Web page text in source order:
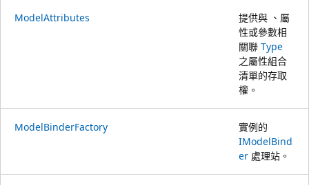
ModelAttributes
提供與 、屬
性或參數相
關聯 Type
之屬性組合
清單的存取
權。
ModelBinderFactory
實例的
IModelBind
er 處理站。